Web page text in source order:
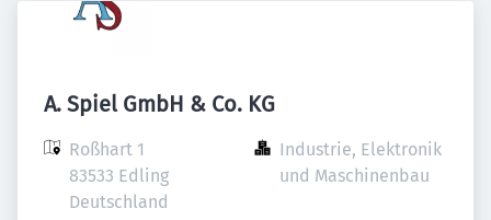
A. Spiel GmbH & Co. KG
Roßhart 1
83533 Edling
Deutschland
Industrie, Elektronik
und Maschinenbau